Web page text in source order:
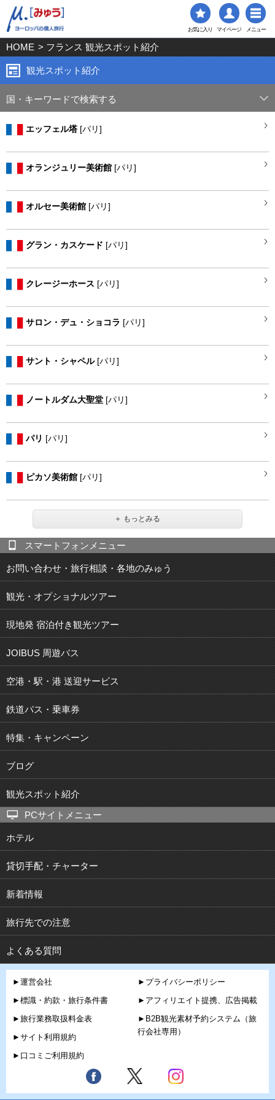
お気に入り マイページ メニュー
HOME > フランス 観光スポット紹介
観光スポット紹介
国・キーワードで検索する
エッフェル塔 [パリ]
オランジュリー美術館 [パリ]
オルセー美術館 [パリ]
グラン・カスケード [パリ]
クレージーホース [パリ]
サロン・デュ・ショコラ [パリ]
サント・シャペル [パリ]
ノートルダム大聖堂 [パリ]
パリ [パリ]
ピカソ美術館 [パリ]
スマートフォンメニュー
お問い合わせ・旅行相談・各地のみゅう
観光・オプショナルツアー
現地発 宿泊付き観光ツアー
JOIBUS 周遊バス
空港・駅・港 送迎サービス
鉄道パス・乗車券
特集・キャンペーン
ブログ
観光スポット紹介
PCサイトメニュー
ホテル
貸切手配・チャーター
新着情報
旅行先での注意
よくある質問
►運営会社
►標識・約款・旅行条件書
►旅行業務取扱料金表
►サイト利用規約
►口コミご利用規約
►プライバシーポリシー
►アフィリエイト提携、広告掲載
►B2B観光素材予約システム（旅
行会社専用）